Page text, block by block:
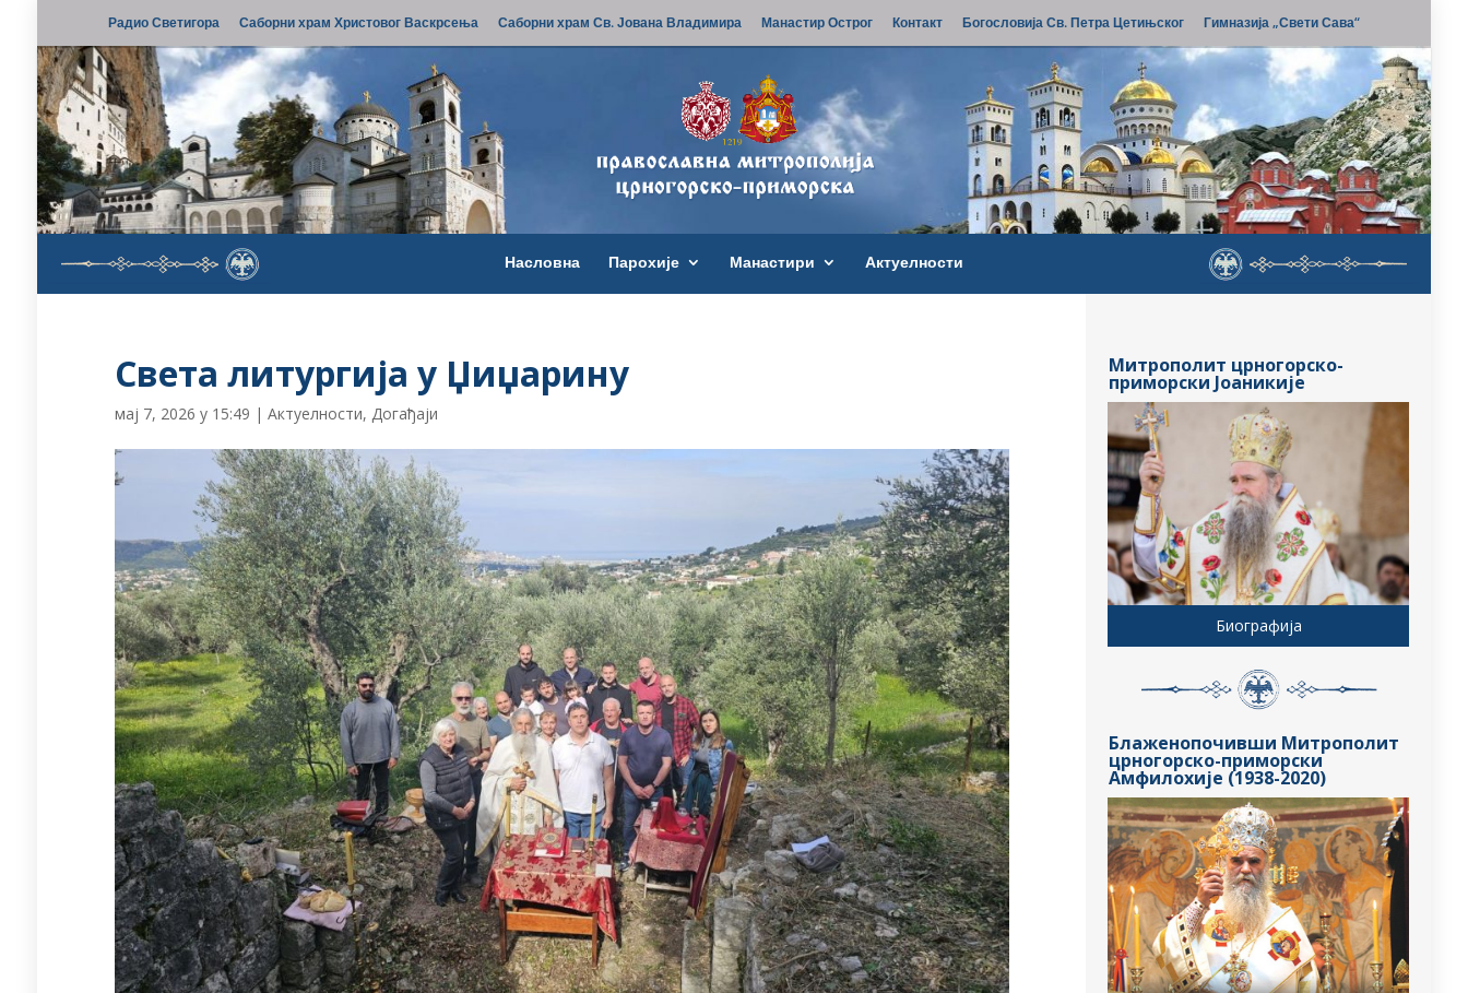
Радио Светигора Саборни храм Христовог Васкрсења Саборни храм Св. Јована Владимира Манастир Острог Контакт Богословија Св. Петра Цетињског Гимназија „Свети Сава“
Насловна Парохије Манастири Актуелности
Света литургија у Џиџарину
мај 7, 2026 у 15:49 |Актуелности,Догађаји
Митрополит црногорско-
приморски Јоаникије
Биографија
Блаженопочивши Митрополит
црногорско-приморски
Амфилохије (1938-2020)